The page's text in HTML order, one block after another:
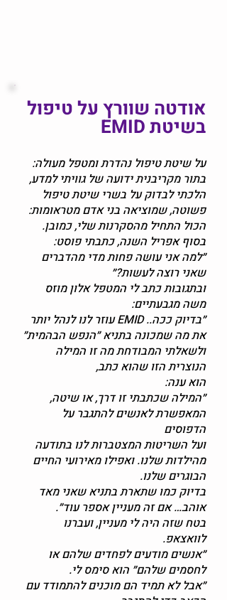
אודטה שוורץ על טיפול
בשיטת EMID
על שיטת טיפול נהדרת ומטפל מעולה:
בתור מקריבנית ידועה של גוויתי למדע,
הלכתי לבדוק על בשרי שיטת טיפול
פשוטה, שמוציאה בני אדם מטראומות:
הכול התחיל מהסקרנות שלי, כמובן.
בסוף אפריל השנה, כתבתי פוסט:
״למה אני עושה פחות מדי מהדברים
שאני רוצה לעשות?״
ובתגובות כתב לי המטפל אלון מוזס
משה מגבעתיים:
״בדיוק ככה.. EMID עוזר לנו לנהל יותר
את מה שמכונה בתניא ״הנפש הבהמית״
ולשאלתי המבודחת מה זו המילה
הנוצרית הזו שהוא כתב,
הוא ענה:
״המילה שכתבתי זו דרך, או שיטה,
המאפשרת לאנשים להתגבר על
הדפוסים
ועל השריטות המצטברות לנו בתודעה
מהילדות שלנו. ואפילו מאירועי החיים
הבוגרים שלנו.
בדיוק כמו שתארת בתניא שאני מאד
אוהב… אם זה מעניין אספר עוד״.
בטח שזה היה לי מעניין, ועברנו
לוואצאפ.
״אנשים מודעים לפחדים שלהם או
לחסמים שלהם״ הוא סימס לי.
״אבל לא תמיד הם מוכנים להתמודד עם